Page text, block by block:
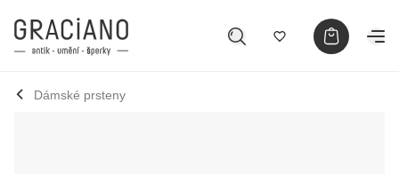
Dámské prsteny